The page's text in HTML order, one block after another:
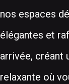
nos espaces
élégantes et
arrivée, créant
relaxante où